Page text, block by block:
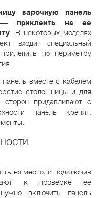
варочную панель
— приклеить на ее
. В некоторых моделях
входит специальный
по периметру
вместе с кабелем
столешницы и для
придавливают с
панель крепят,
на место, и подключив
к проверке ее
включить панель